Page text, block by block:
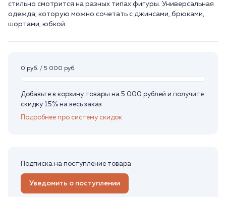
стильно смотрится на разных типах фигуры. Универсальная
одежда, которую можно сочетать с джинсами, брюками,
шортами, юбкой.
0 руб. / 5 000 руб.
Добавьте в корзину товары на 5 000 рублей и получите
скидку 15% на весь заказ
Подробнее про систему скидок
Подписка на поступление товара
Уведомить о поступлении